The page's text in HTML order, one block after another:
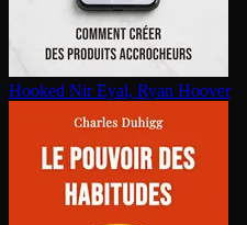
Hooked Nir Eyal, Ryan Hoover